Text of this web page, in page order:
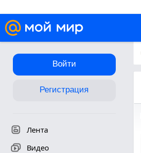
Войти
Регистрация
Лента
Видео